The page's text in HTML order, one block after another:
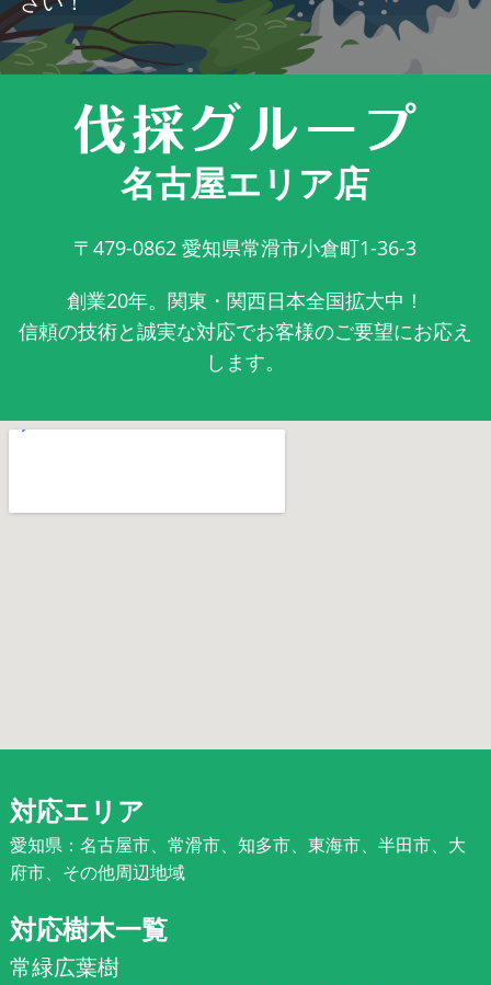
名古屋エリア店
〒479-0862 愛知県常滑市小倉町1-36-3
創業20年。関東・関西日本全国拡大中！
信頼の技術と誠実な対応でお客様のご要望にお応え
します。
対応エリア
愛知県：名古屋市、常滑市、知多市、東海市、半田市、大
府市、その他周辺地域
対応樹木一覧
常緑広葉樹